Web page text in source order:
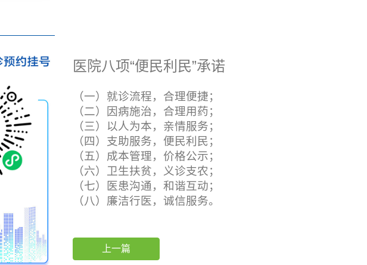
医院八项“便民利民”承诺
（一）就诊流程，合理便捷；
（二）因病施治，合理用药；
（三）以人为本，亲情服务；
（四）支助服务，便民利民；
（五）成本管理，价格公示；
（六）卫生扶贫，义诊支农；
（七）医患沟通，和谐互动；
（八）廉洁行医，诚信服务。
上一篇